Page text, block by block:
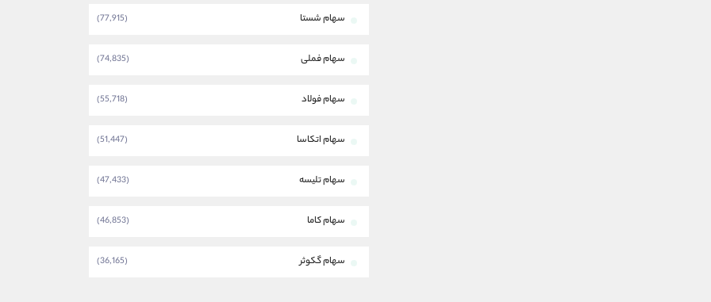
سهام شستا (77,915)
سهام فملی (74,835)
سهام فولاد (55,718)
سهام اتکاسا (51,447)
سهام تلیسه (47,433)
سهام کاما (46,853)
سهام گکوثر (36,165)